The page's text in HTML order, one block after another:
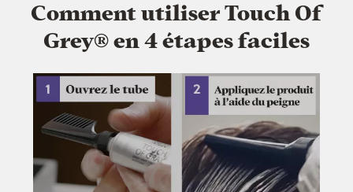
Comment utiliser Touch Of
Grey® en 4 étapes faciles